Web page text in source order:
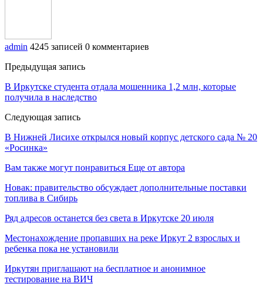
admin 4245 записей 0 комментариев
Предыдущая запись
В Иркутске студента отдала мошенника 1,2 млн, которые
получила в наследство
Следующая запись
В Нижней Лисихе открылся новый корпус детского сада № 20
«Росинка»
Вам также могут понравиться Еще от автора
Новак: правительство обсуждает дополнительные поставки
топлива в Сибирь
Ряд адресов останется без света в Иркутске 20 июля
Местонахождение пропавших на реке Иркут 2 взрослых и
ребенка пока не установили
Иркутян приглашают на бесплатное и анонимное
тестирование на ВИЧ